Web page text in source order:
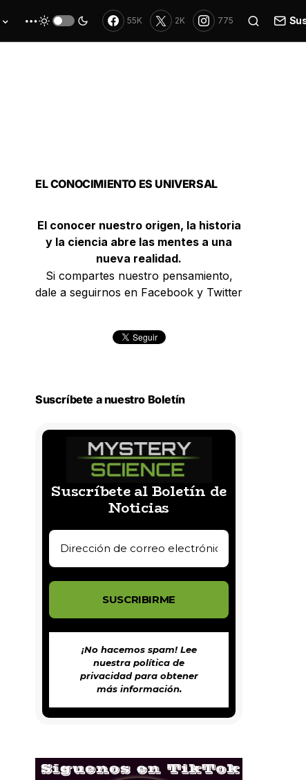
55K 2K 775
EL CONOCIMIENTO ES UNIVERSAL
El conocer nuestro origen, la historia
y la ciencia abre las mentes a una
nueva realidad.
Si compartes nuestro pensamiento,
dale a seguirnos en Facebook y Twitter
Suscríbete a nuestro Boletín
Suscríbete al Boletín de
Noticias
¡No hacemos spam! Lee
nuestra política de
privacidadpara obtener
más información.